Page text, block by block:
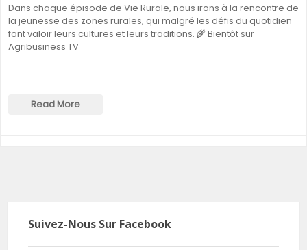
Dans chaque épisode de Vie Rurale, nous irons à la rencontre de
la jeunesse des zones rurales, qui malgré les défis du quotidien
font valoir leurs cultures et leurs traditions. 🌾 Bientôt sur
Agribusiness TV
Read More
Suivez-Nous Sur Facebook